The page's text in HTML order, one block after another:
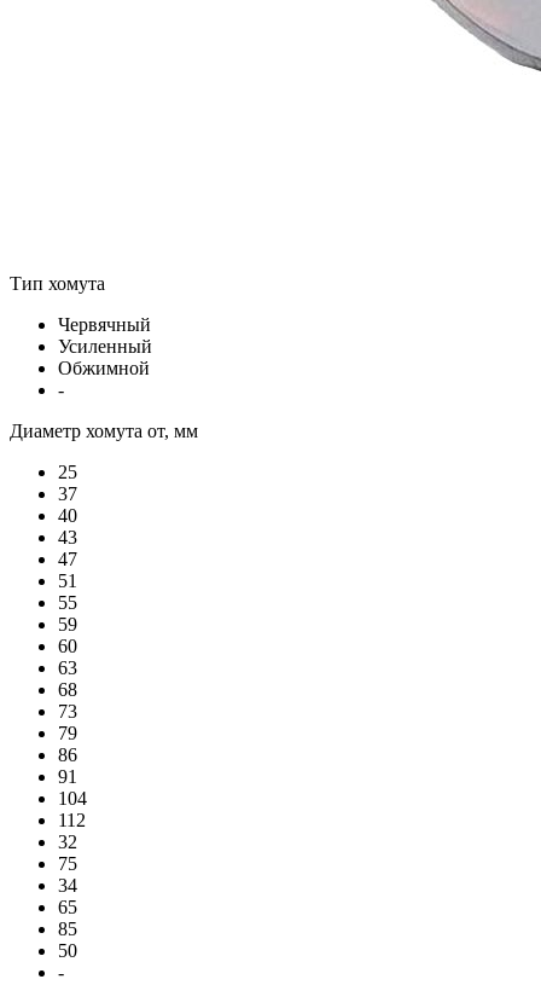
Тип хомута
Червячный
Усиленный
Обжимной
-
Диаметр хомута от, мм
25
37
40
43
47
51
55
59
60
63
68
73
79
86
91
104
112
32
75
34
65
85
50
-